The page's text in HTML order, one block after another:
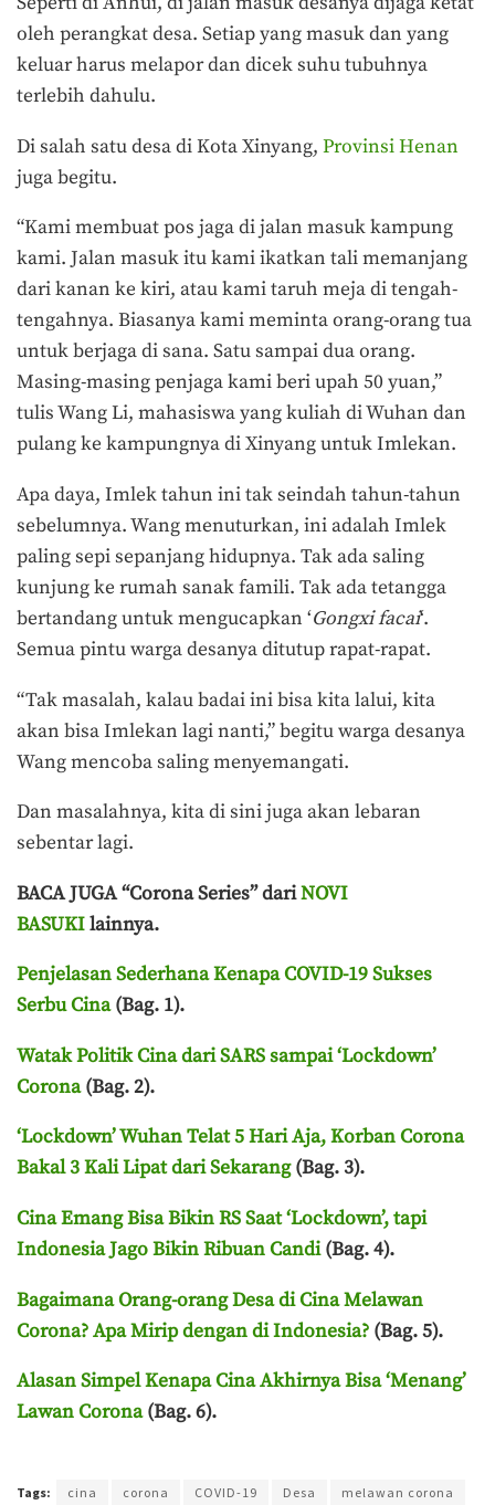
oleh perangkat desa. Setiap yang masuk dan yang
keluar harus melapor dan dicek suhu tubuhnya
terlebih dahulu.
Di salah satu desa di Kota Xinyang, Provinsi Henan
juga begitu.
“Kami membuat pos jaga di jalan masuk kampung
kami. Jalan masuk itu kami ikatkan tali memanjang
dari kanan ke kiri, atau kami taruh meja di tengah-
tengahnya. Biasanya kami meminta orang-orang tua
untuk berjaga di sana. Satu sampai dua orang.
Masing-masing penjaga kami beri upah 50 yuan,”
tulis Wang Li, mahasiswa yang kuliah di Wuhan dan
pulang ke kampungnya di Xinyang untuk Imlekan.
Apa daya, Imlek tahun ini tak seindah tahun-tahun
sebelumnya. Wang menuturkan, ini adalah Imlek
paling sepi sepanjang hidupnya. Tak ada saling
kunjung ke rumah sanak famili. Tak ada tetangga
bertandang untuk mengucapkan ‘Gongxi facai‘.
Semua pintu warga desanya ditutup rapat-rapat.
“Tak masalah, kalau badai ini bisa kita lalui, kita
akan bisa Imlekan lagi nanti,” begitu warga desanya
Wang mencoba saling menyemangati.
Dan masalahnya, kita di sini juga akan lebaran
sebentar lagi.
BACA JUGA “Corona Series” dariNOVI
BASUKIlainnya.
Penjelasan Sederhana Kenapa COVID-19 Sukses
Serbu Cina(Bag. 1).
Watak Politik Cina dari SARS sampai ‘Lockdown’
Corona(Bag. 2).
‘Lockdown’ Wuhan Telat 5 Hari Aja, Korban Corona
Bakal 3 Kali Lipat dari Sekarang(Bag. 3).
Cina Emang Bisa Bikin RS Saat ‘Lockdown’, tapi
Indonesia Jago Bikin Ribuan Candi(Bag. 4).
Bagaimana Orang-orang Desa di Cina Melawan
Corona? Apa Mirip dengan di Indonesia? (Bag. 5).
Alasan Simpel Kenapa Cina Akhirnya Bisa ‘Menang’
Lawan Corona(Bag. 6).
Tags: cina corona COVID-19 Desa melawan corona